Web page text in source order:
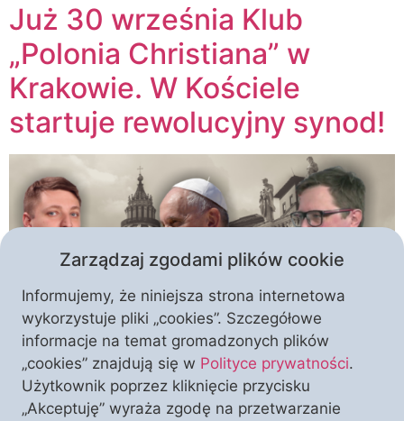
Już 30 września Klub
„Polonia Christiana” w
Krakowie. W Kościele
startuje rewolucyjny synod!
Kościół Katolicki czeka wielka próba dojrzałości, od
której zależeć będzie przyszłość wspólnoty ludzi
wiernych. W październiku rozpocznie się proces
Zarządzaj zgodami plików cookie
Informujemy, że niniejsza strona internetowa
wykorzystuje pliki „cookies”. Szczegółowe
informacje na temat gromadzonych plików
„cookies” znajdują się w Polityce prywatności.
Użytkownik poprzez kliknięcie przycisku
„Akceptuję” wyraża zgodę na przetwarzanie